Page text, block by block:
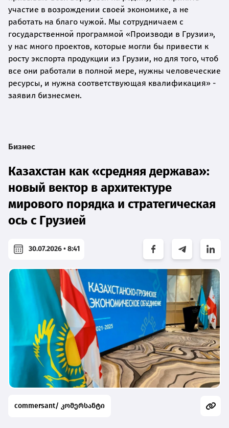
участие в возрождении своей экономике, а не
работать на благо чужой. Мы сотрудничаем с
государственной программой «Производи в Грузии»,
у нас много проектов, которые могли бы привести к
росту экспорта продукции из Грузии, но для того, чтоб
все они работали в полной мере, нужны человеческие
ресурсы, и нужна соответствующая квалификация» -
заявил бизнесмен.
Бизнес
Казахстан как «средняя держава»:
новый вектор в архитектуре
мирового порядка и стратегическая
ось с Грузией
30.07.2026 • 8:41
commersant/ კომერსანტი